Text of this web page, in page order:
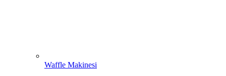
Waffle Makinesi